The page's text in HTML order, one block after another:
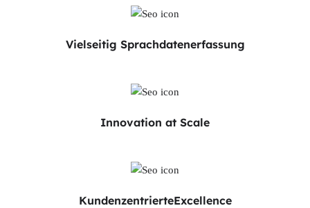
Vielseitig Sprachdatenerfassung
Innovation at Scale
KundenzentrierteExcellence